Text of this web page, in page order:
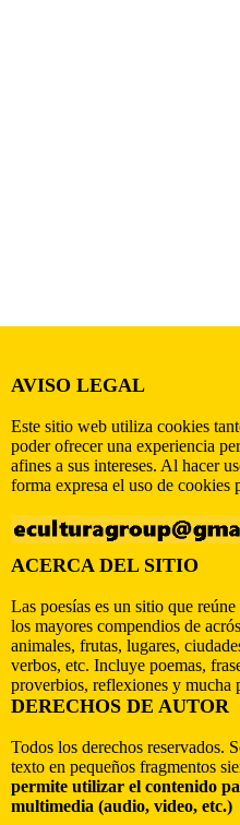
AVISO LEGAL
Este sitio web utiliza cookies
poder ofrecer una experiencia
afines a sus intereses. Al hacer
forma expresa el uso de cookies
ACERCA DEL SITIO
Las poesías es un sitio que
los mayores compendios de
animales, frutas, lugares,
verbos, etc. Incluye poemas,
proverbios, reflexiones y mucha
DERECHOS DE AUTOR
Todos los derechos reservados.
texto en pequeños fragmentos
permite utilizar el contenido
multimedia (audio, video, etc.)